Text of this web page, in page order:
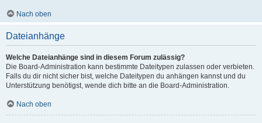
Nach oben
Dateianhänge
Welche Dateianhänge sind in diesem Forum zulässig?
Die Board-Administration kann bestimmte Dateitypen zulassen oder verbieten.
Falls du dir nicht sicher bist, welche Dateitypen du anhängen kannst und du
Unterstützung benötigst, wende dich bitte an die Board-Administration.
Nach oben